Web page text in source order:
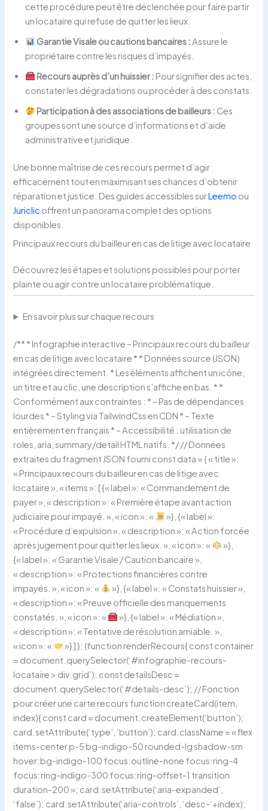
cette procédure peut être déclenchée pour faire partir
un locataire qui refuse de quitter les lieux.
Garantie Visale ou cautions bancaires :Assure le
propriétaire contre les risques d’impayés.
Recours auprès d’un huissier : Pour signifier des actes,
constater les dégradations ou procéder à des constats.
Participation à des associations de bailleurs : Ces
groupes sont une source d’informations et d’aide
administrative et juridique.
Une bonne maîtrise de ces recours permet d’agir
efficacement tout en maximisant ses chances d’obtenir
réparation et justice. Des guides accessibles surLeemo ou
Juriclic offrent un panorama complet des options
disponibles.
Principaux recours du bailleur en cas de litige avec locataire
Découvrez les étapes et solutions possibles pour porter
plainte ou agir contre un locataire problématique.
En savoir plus sur chaque recours
/** * Infographie interactive – Principaux recours du bailleur
en cas de litige avec locataire * * Données source (JSON)
intégrées directement. * Les éléments affichent un icône,
un titre et au clic, une description s’affiche en bas. * *
Conformément aux contraintes : * – Pas de dépendances
lourdes * – Styling via TailwindCss en CDN * – Texte
entièrement en français * – Accessibilité : utilisation de
roles, aria, summary/detail HTML natifs. */ // Données
extraites du fragment JSON fourni const data = { « title »:
« Principaux recours du bailleur en cas de litige avec
locataire », « items »: [ {« label »: « Commandement de
payer », « description »: « Première étape avant action
judiciaire pour impayé. », « icon »: «
»}, {« label »:
« Procédure d’expulsion », « description »: « Action forcée
après jugement pour quitter les lieux. », « icon »: «
»},
{« label »: « Garantie Visale / Caution bancaire »,
« description »: « Protections financières contre
impayés. », « icon »: «
»}, {« label »: « Constats huissier »,
« description »: « Preuve officielle des manquements
constatés. », « icon »: «
»}, {« label »: « Médiation »,
« description »: « Tentative de résolution amiable. »,
« icon »: «
»} ] }; (function renderRecours{ const container
= document.querySelector(‘#infographie-recours-
locataire > div.grid’); const detailsDesc =
document.querySelector(‘#details-desc’); // Fonction
pour créer une carte recours function createCard(item,
index){ const card = document.createElement(‘button’);
card.setAttribute(‘type’, ‘button’); card.className = « flex
items-center p-5 bg-indigo-50 rounded-lg shadow-sm
hover:bg-indigo-100 focus:outline-none focus:ring-4
focus:ring-indigo-300 focus:ring-offset-1 transition
duration-200 »; card.setAttribute(‘aria-expanded’,
‘false’); card.setAttribute(‘aria-controls’, ‘desc-‘+index);